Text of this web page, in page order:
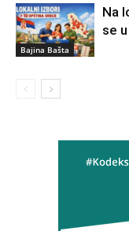
Bajina Bašta
Na
se